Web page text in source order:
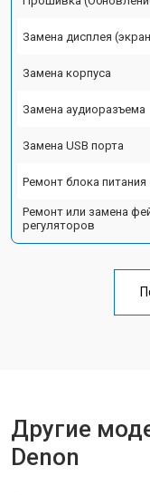
Замена дисплея
Замена корпуса
Замена аудиоразъема
Замена USB порта
Ремонт блока питания
Ремонт или замена
регуляторов
Другие
Denon